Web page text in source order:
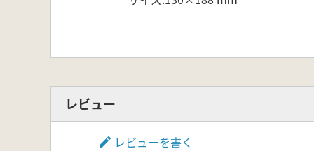
レビュー
レビューを書く